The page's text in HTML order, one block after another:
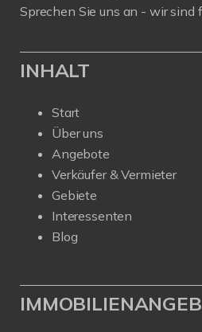
Sprechen Sie uns an - wir sind
INHALT
Start
Über uns
Angebote
Verkäufer & Vermieter
Gebiete
Interessenten
Blog